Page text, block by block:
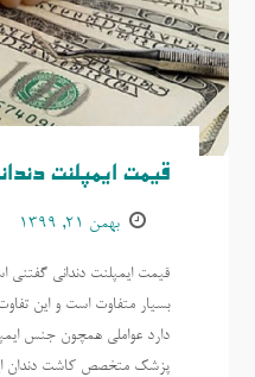
قیمت ایمپلنت
بهمن ۲۱, ۱۳۹۹
قیمت ایمپلنت دندانی گفتنی
بسیار متفاوت است و این
دارد عواملی همچون جنس
پزشک متخصص کاشت دندان